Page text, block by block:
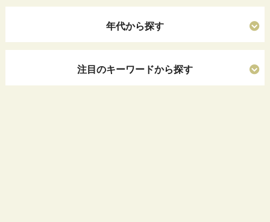
年代から探す
注目のキーワードから探す